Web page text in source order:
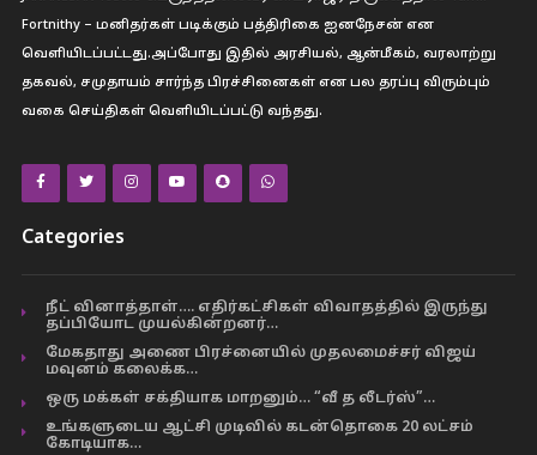
Fortnithy – மனிதர்கள் படிக்கும் பத்திரிகை ஐனநேசன் என
வெளியிடப்பட்டது.அப்போது இதில் அரசியல், ஆன்மீகம், வரலாற்று
தகவல், சமுதாயம் சார்ந்த பிரச்சினைகள் என பல தரப்பு விரும்பும்
வகை செய்திகள் வெளியிடப்பட்டு வந்தது.
Categories
நீட் வினாத்தாள்…. எதிர்கட்சிகள் விவாதத்தில் இருந்து
தப்பியோட முயல்கின்றனர்…
மேகதாது அணை பிரச்னையில் முதலமைச்சர் விஜய்
மவுனம் கலைக்க…
ஒரு மக்கள் சக்தியாக மாறனும்… “வீ த லீடர்ஸ்”…
உங்களுடைய ஆட்சி முடிவில் கடன்தொகை 20 லட்சம்
கோடியாக…